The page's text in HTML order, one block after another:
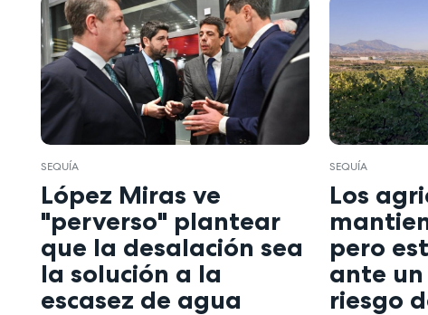
SEQUÍA
López Miras ve
"perverso" plantear
que la desalación sea
la solución a la
escasez de agua
SEQUÍA
Los
pero
ante
riesgo